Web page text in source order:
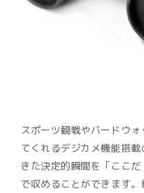
スポーツ観戦やバードウ
てくれるデジカメ機能搭
きた決定的瞬間を「ここ
で収めることができます